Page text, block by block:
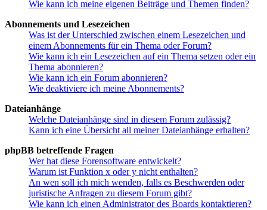
Wie kann ich meine eigenen Beiträge und Themen finden?
Abonnements und Lesezeichen
Was ist der Unterschied zwischen einem Lesezeichen und
einem Abonnements für ein Thema oder Forum?
Wie kann ich ein Lesezeichen auf ein Thema setzen oder ein
Thema abonnieren?
Wie kann ich ein Forum abonnieren?
Wie deaktiviere ich meine Abonnements?
Dateianhänge
Welche Dateianhänge sind in diesem Forum zulässig?
Kann ich eine Übersicht all meiner Dateianhänge erhalten?
phpBB betreffende Fragen
Wer hat diese Forensoftware entwickelt?
Warum ist Funktion x oder y nicht enthalten?
An wen soll ich mich wenden, falls es Beschwerden oder
juristische Anfragen zu diesem Forum gibt?
Wie kann ich einen Administrator des Boards kontaktieren?